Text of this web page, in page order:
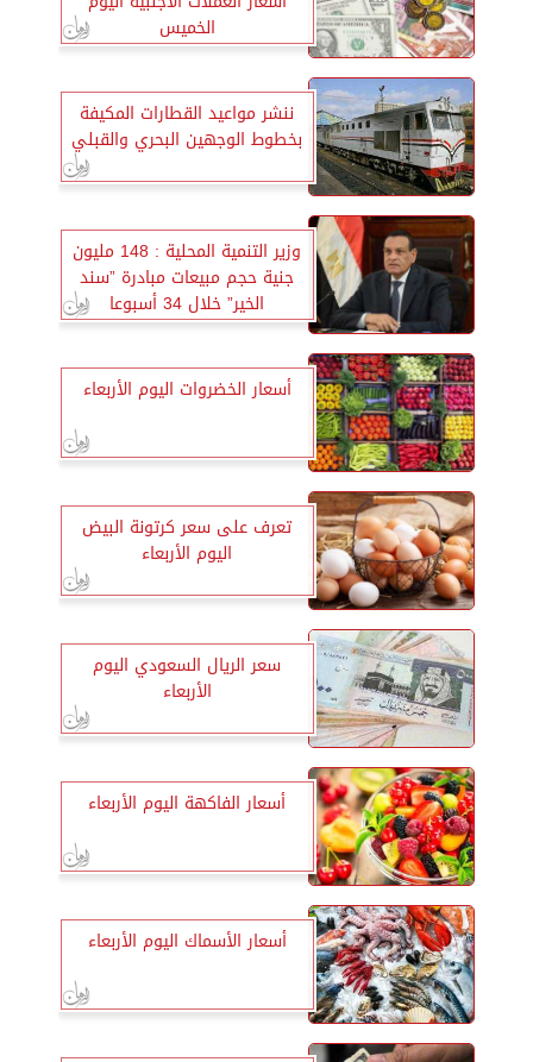
الخميس
ننشر مواعيد القطارات المكيفة
بخطوط الوجهين البحري والقبلي
وزير التنمية المحلية : 148 مليون
جنية حجم مبيعات مبادرة ”سند
الخير” خلال 34 أسبوعا
أسعار الخضروات اليوم الأربعاء
تعرف على سعر كرتونة البيض
اليوم الأربعاء
سعر الريال السعودي اليوم
الأربعاء
أسعار الفاكهة اليوم الأربعاء
أسعار الأسماك اليوم الأربعاء